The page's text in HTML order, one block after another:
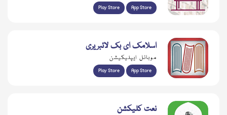
Play Store App Store
اسلامک ای بک لائبریری
موبائل ایپلیکیشن
Play Store App Store
نعت کلیکشن